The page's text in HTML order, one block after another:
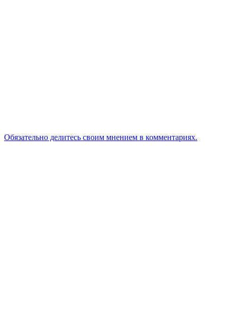
Обязательно делитесь своим мнением в комментариях.